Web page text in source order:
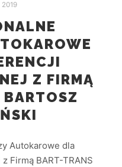
Z FIRMĄ
Autokarowe dla
Firmą BART-TRANS